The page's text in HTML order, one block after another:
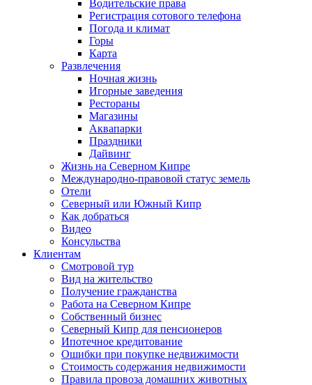
Водительские права
Регистрация сотового телефона
Погода и климат
Горы
Карта
Развлечения
Ночная жизнь
Игорные заведения
Рестораны
Магазины
Аквапарки
Праздники
Дайвинг
Жизнь на Северном Кипре
Международно-правовой статус земель
Отели
Северный или Южный Кипр
Как добраться
Видео
Консульства
Клиентам
Смотровой тур
Вид на жительство
Получение гражданства
Работа на Северном Кипре
Собственный бизнес
Северный Кипр для пенсионеров
Ипотечное кредитование
Ошибки при покупке недвижимости
Стоимость содержания недвижимости
Правила провоза домашних животных